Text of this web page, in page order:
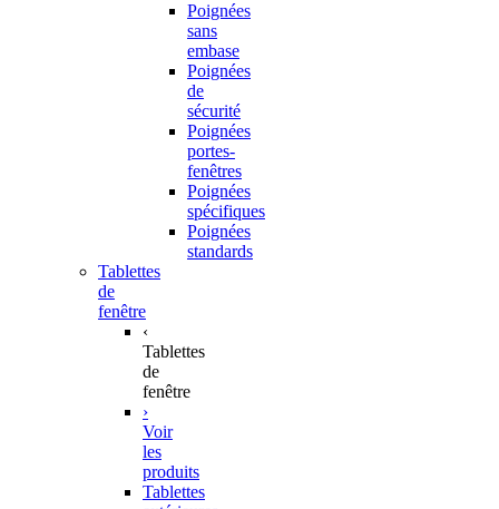
Poignées
sans
embase
Poignées
de
sécurité
Poignées
portes-
fenêtres
Poignées
spécifiques
Poignées
standards
Tablettes
de
fenêtre
‹
Tablettes
de
fenêtre
›
Voir
les
produits
Tablettes